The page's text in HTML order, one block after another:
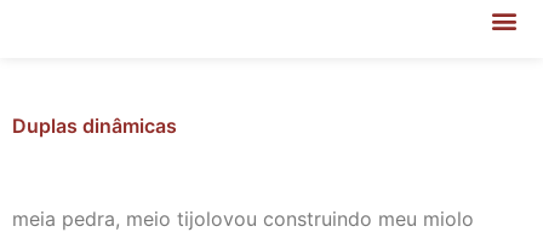
Duplas dinâmicas
meia pedra, meio tijolovou construindo meu miolo